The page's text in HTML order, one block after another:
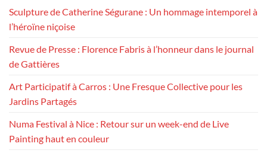
Sculpture de Catherine Ségurane : Un hommage intemporel à
l’héroïne niçoise
Revue de Presse : Florence Fabris à l’honneur dans le journal
de Gattières
Art Participatif à Carros : Une Fresque Collective pour les
Jardins Partagés
Numa Festival à Nice : Retour sur un week-end de Live
Painting haut en couleur